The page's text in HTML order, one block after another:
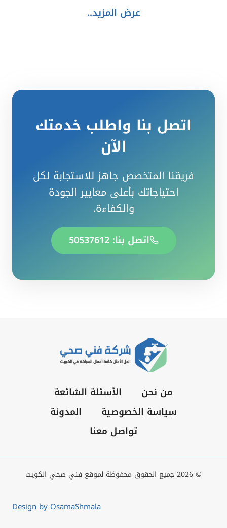
عرض المزيد..
اتصل بنا واطلب خدمتك
الآن
فريقنا المتخصص جاهز للاستجابة لكل
احتياجاتك بأعلى معايير الجودة
والكفاءة.
اتصل بنا: 50537612
من نحن
الأسئلة الشائعة
سياسة الخصوصية
المدونة
تواصل معنا
© 2026 جميع الحقوق محفوظة لموقع فني صحي الكويت
Design by OsamaShmala